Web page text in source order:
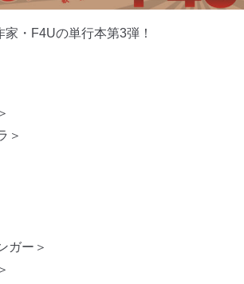
家・F4Uの単行本第3弾！
＞
ガー＞